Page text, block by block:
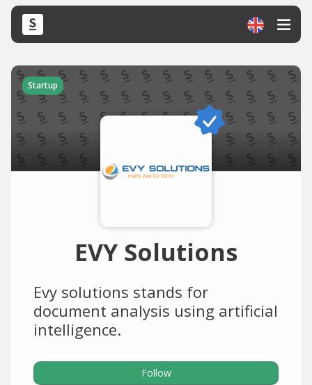
Startup
EVY Solutions
Evy solutions stands for
document analysis using artificial
intelligence.
Follow